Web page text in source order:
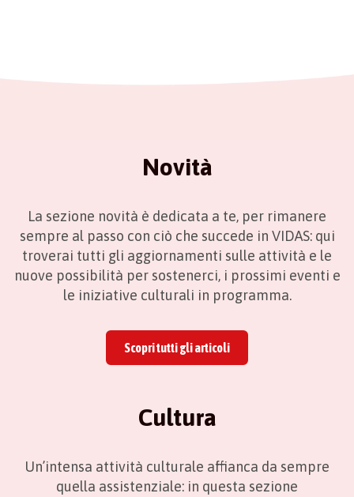
Novità
La sezione novità è dedicata a te, per rimanere
sempre al passo con ciò che succede in VIDAS: qui
troverai tutti gli aggiornamenti sulle attività e le
nuove possibilità per sostenerci, i prossimi eventi e
le iniziative culturali in programma.
Scopri tutti gli articoli
Cultura
Un’intensa attività culturale affianca da sempre
quella assistenziale: in questa sezione